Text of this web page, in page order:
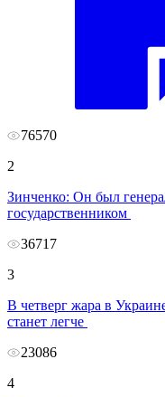
76570
2
Зинченко: Он был
государственником
36717
3
В четверг жара в
станет легче
23086
4